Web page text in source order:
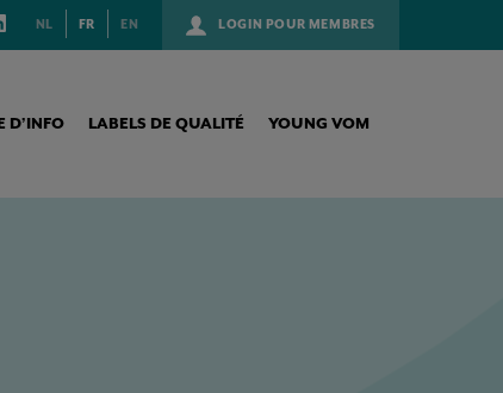
LOGIN POUR MEMBRES
NL FR EN
D’INFO LABELS DE QUALITÉ YOUNG VOM